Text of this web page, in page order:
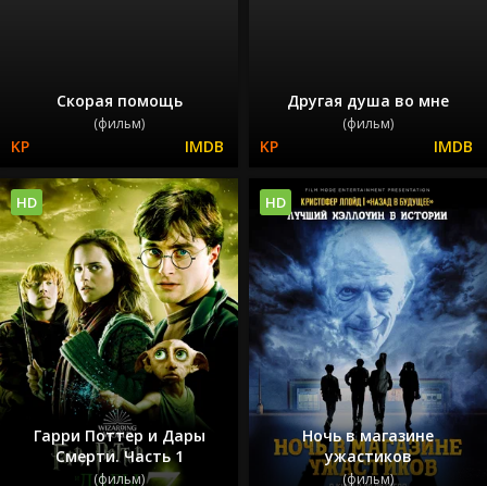
Скорая помощь
(фильм)
Другая душа во мне
(фильм)
Гарри Поттер и Дары
Смерти. Часть 1
(фильм)
HD
Ночь в магазине
ужастиков
(фильм)
HD